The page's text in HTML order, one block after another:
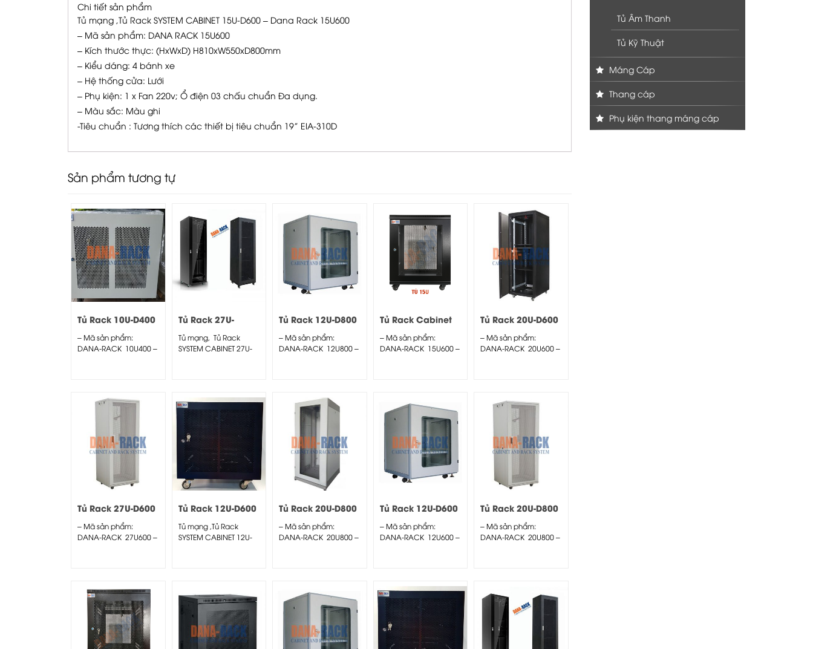
Chi tiết sản phẩm
Tủ mạng ,Tủ Rack SYSTEM CABINET 15U-D600 – Dana Rack 15U600
– Mã sản phẩm: DANA RACK 15U600
– Kích thước thực: (HxWxD) H810xW550xD800mm
– Kiểu dáng: 4 bánh xe
– Hệ thống cửa: Lưới
– Phụ kiện: 1 x Fan 220v; Ổ điện 03 chấu chuẩn Đa dụng.
– Màu sắc: Màu ghi
-Tiêu chuẩn : Tương thích các thiết bị tiêu chuẩn 19” EIA-310D
Sản phẩm tương tự
Tủ Rack 10U-D400
Màu Kem -Cửa
Lưới
– Mã sản phẩm:
DANA-RACK 10U400 –
Tủ Rack 27U-
D1000 Màu Đen –
Cửa Lưới
Tủ mạng, Tủ Rack
SYSTEM CABINET 27U-
Tủ Rack 12U-D800
Màu Kem – Cửa
Mica
– Mã sản phẩm:
DANA-RACK 12U800 –
Tủ Rack Cabinet
15U-D600 (Treo
Tường) Màu Đen –
– Mã sản phẩm:
DANA-RACK 15U600 –
Tủ Rack 20U-D600
Màu Đen – Cửa
Mica
– Mã sản phẩm:
DANA-RACK 20U600 –
Tủ Rack 27U-D600
Màu Kem – Cửa
Lưới
– Mã sản phẩm:
DANA-RACK 27U600 –
Tủ Rack 12U-D600
Màu Đen – Cửa
Lưới
Tủ mạng ,Tủ Rack
SYSTEM CABINET 12U-
Tủ Rack 20U-D800
Màu Kem – Cửa
Mica
– Mã sản phẩm:
DANA-RACK 20U800 –
Tủ Rack 12U-D600
Màu Kem – Cửa
Mica
– Mã sản phẩm:
DANA-RACK 12U600 –
Tủ Rack 20U-D800
Màu Kem – Cửa
Lưới
– Mã sản phẩm:
DANA-RACK 20U800 –
Tủ Âm Thanh
Tủ Kỹ Thuật
Máng Cáp
Thang cáp
Phụ kiện thang máng cáp